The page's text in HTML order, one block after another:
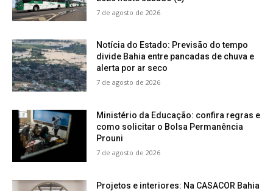
7 de agosto de 2026
Notícia do Estado: Previsão do tempo
divide Bahia entre pancadas de chuva e
alerta por ar seco
7 de agosto de 2026
Ministério da Educação: confira regras e
como solicitar o Bolsa Permanência
Prouni
7 de agosto de 2026
Projetos e interiores: Na CASACOR Bahia